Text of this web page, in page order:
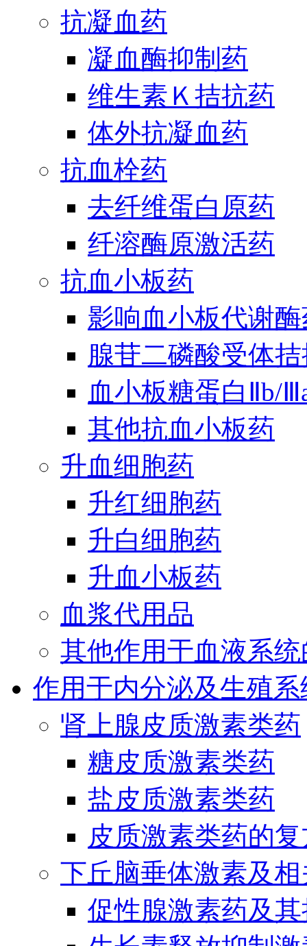
抗凝血药
凝血酶抑制药
维生素Ｋ拮抗药
体外抗凝血药
抗血栓药
去纤维蛋白原药
纤溶酶原激活药
抗血小板药
影响血小板代谢
腺苷二磷酸受体
血小板糖蛋白Ⅱb/
其他抗血小板药
升血细胞药
升红细胞药
升白细胞药
升血小板药
血浆代用品
其他作用于血液系
作用于内分泌及生殖
肾上腺皮质激素类药
糖皮质激素类药
盐皮质激素类药
皮质激素类药的
下丘脑垂体激素及
促性腺激素药及